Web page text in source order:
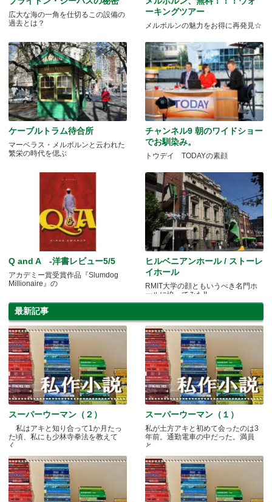
広大な海の一角を仕切るこの設備の
過去とは？
ーキングツアー
メルボルンの魅力をお得に再発見☆
ケーブルトラム待合所
マーベラス・メルボルンと云われた
繁栄の時代を偲ぶ
チャンネル9 朝のワイドショー
でお馴染み。
トウデイ TODAYの素顔
Q and A -洋書レビュー5/5
アカデミー賞受賞作品『Slumdog
Millionaire』の
ヒルベニアンホール / ストーレ
イホール
RMIT大学の顔ともいうべき名門ホ
ールに迫ってみた!!
最新記事
スーパーウーマン（２）
私はアキと知り合って1か月たっ
た頃、私にも少林寺拳法を教えて
く.....
スーパーウーマン（１）
私が土方アキと初めて会ったのは3
年前。通勤電車の中だった。満員
と.....